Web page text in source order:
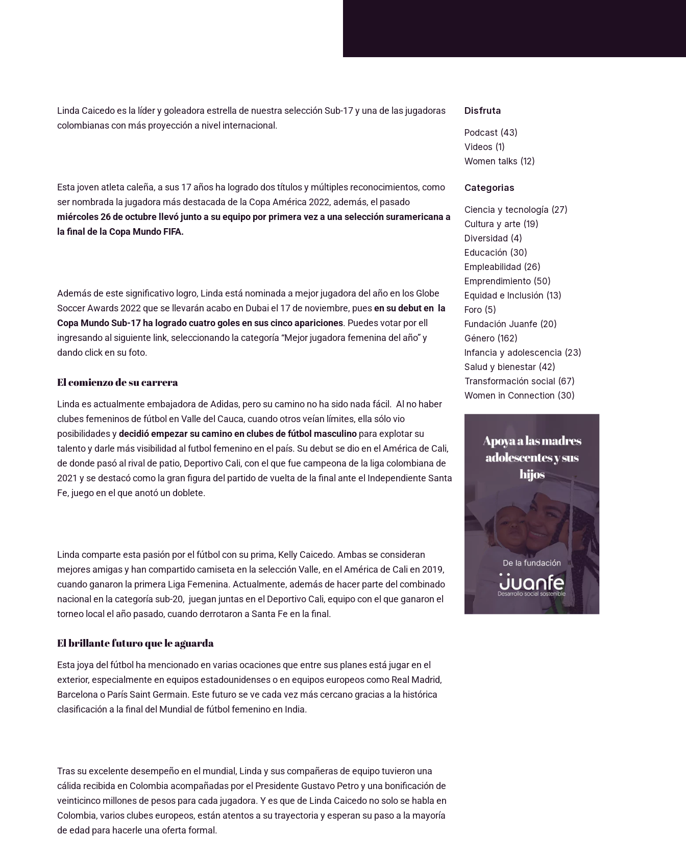
Linda Caicedoes la líder y goleadora estrella de nuestra selección Sub-17 y una de las jugadoras
colombianas con más proyección a nivel internacional.
Esta joven atleta caleña, a sus 17 años ha logrado dos títulos y múltiples reconocimientos, como
ser nombrada la jugadora más destacada de la Copa América 2022, además, el pasado
miércoles 26 de octubre llevó junto a su equipo por primera vez a una selección suramericana a
la final de la Copa Mundo FIFA.
Además de este significativo logro, Linda está nominada a mejor jugadora del año en los Globe
Soccer Awards 2022que se llevarán acabo en Dubai el 17 de noviembre, puesen su debut en la
Copa Mundo Sub-17 ha logrado cuatro goles en sus cinco apariciones. Puedes votar por ell
ingresando al siguiente link, seleccionando la categoría “Mejor jugadora femenina del año” y
dando click en su foto.
El comienzo de su carrera
Linda es actualmente embajadora de Adidas, pero su camino no ha sido nada fácil. Al no haber
clubes femeninos de fútbol en Valle del Cauca, cuando otros veían límites, ella sólo vio
posibilidades ydecidió empezar su camino en clubes de fútbol masculino para explotar su
talento y darle más visibilidad al futbol femenino en el país. Su debut se dio en el América de Cali,
de donde pasó al rival de patio, Deportivo Cali, con el que fue campeona de la liga colombiana de
2021 y se destacó como la gran figura del partido de vuelta de la final ante el Independiente Santa
Fe, juego en el que anotó un doblete.
Linda comparte esta pasión por el fútbol con su prima, Kelly Caicedo. Ambas se consideran
mejores amigas y han compartido camiseta en la selección Valle, en el América de Cali en 2019,
cuando ganaron la primera Liga Femenina. Actualmente, además de hacer parte del combinado
nacional en la categoría sub-20, juegan juntas en el Deportivo Cali, equipo con el que ganaron el
torneo local el año pasado, cuando derrotaron a Santa Fe en la final.
El brillante futuro que le aguarda
Esta joya del fútbol ha mencionado en varias ocaciones que entre sus planes está jugar en el
exterior, especialmente en equipos estadounidenses o en equipos europeos como Real Madrid,
Barcelona o París Saint Germain. Este futuro se ve cada vez más cercano gracias a la histórica
clasificación a la final del Mundial de fútbol femenino en India.
Tras su excelente desempeño en el mundial, Linda y sus compañeras de equipo tuvieron una
cálida recibida en Colombia acompañadas por el Presidente Gustavo Petro y una bonificación de
veinticinco millones de pesos para cada jugadora. Y es que de Linda Caicedo no solo se habla en
Colombia, varios clubes europeos, están atentos a su trayectoria y esperan su paso a la mayoría
de edad para hacerle una oferta formal.
Disfruta
Podcast (43)
Videos (1)
Women talks (12)
Categorias
Ciencia y tecnología (27)
Cultura y arte (19)
Diversidad (4)
Educación (30)
Empleabilidad (26)
Emprendimiento (50)
Equidad e Inclusión (13)
Foro (5)
Fundación Juanfe (20)
Género (162)
Infancia y adolescencia (23)
Salud y bienestar (42)
Transformación social (67)
Women in Connection (30)